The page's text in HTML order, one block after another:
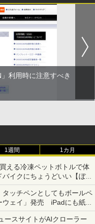
利用時に注意すべき
1週間 1カ月
える冷凍ペットボトルで体
イクにちょうどいい【ぼっ
時間でなにしてる？】
ッチペンとしてもボールペ
ウェイ」発売 iPadにも紙に
ースサイトがAIクローラー